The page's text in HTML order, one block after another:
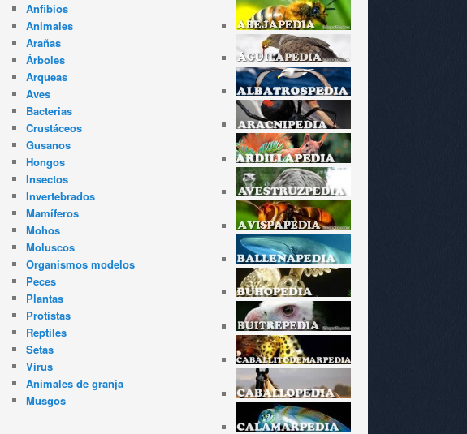
Anfibios
Animales
Arañas
Árboles
Arqueas
Aves
Bacterias
Crustáceos
Gusanos
Hongos
Insectos
Invertebrados
Mamíferos
Mohos
Moluscos
Organismos modelos
Peces
Plantas
Protistas
Reptiles
Setas
Virus
Animales de granja
Musgos